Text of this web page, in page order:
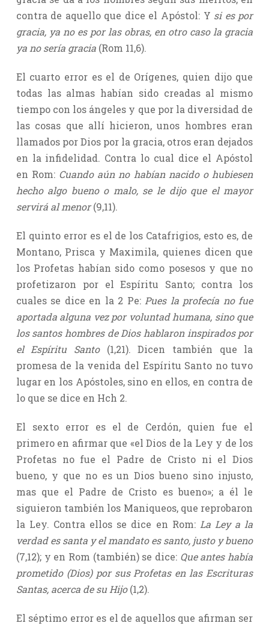
contra de aquello que dice el Apóstol: Y si es por
gracia, ya no es por las obras, en otro caso la gracia
ya no sería gracia (Rom 11,6).
El cuarto error es el de Orígenes, quien dijo que
todas las almas habían sido creadas al mismo
tiempo con los ángeles y que por la diversidad de
las cosas que allí hicieron, unos hombres eran
llamados por Dios por la gracia, otros eran dejados
en la infidelidad. Contra lo cual dice el Apóstol
en Rom: Cuando aún no habían nacido o hubiesen
hecho algo bueno o malo, se le dijo que el mayor
servirá al menor(9,11).
El quinto error es el de los Catafrigios, esto es, de
Montano, Prisca y Maximila, quienes dicen que
los Profetas habían sido como posesos y que no
profetizaron por el Espíritu Santo; contra los
cuales se dice en la 2 Pe: Pues la profecía no fue
aportada alguna vez por voluntad humana, sino que
los santos hombres de Dios hablaron inspirados por
el Espíritu Santo(1,21). Dicen también que la
promesa de la venida del Espíritu Santo no tuvo
lugar en los Apóstoles, sino en ellos, en contra de
lo que se dice en Hch 2.
El sexto error es el de Cerdón, quien fue el
primero en afirmar que «el Dios de la Ley y de los
Profetas no fue el Padre de Cristo ni el Dios
bueno, y que no es un Dios bueno sino injusto,
mas que el Padre de Cristo es bueno»; a él le
siguieron también los Maniqueos, que reprobaron
la Ley. Contra ellos se dice en Rom: La Ley a la
verdad es santa y el mandato es santo, justo y bueno
(7,12); y en Rom (también) se dice: Que antes había
prometido (Dios) por sus Profetas en las Escrituras
Santas, acerca de su Hijo(1,2).
El séptimo error es el de aquellos que afirman ser